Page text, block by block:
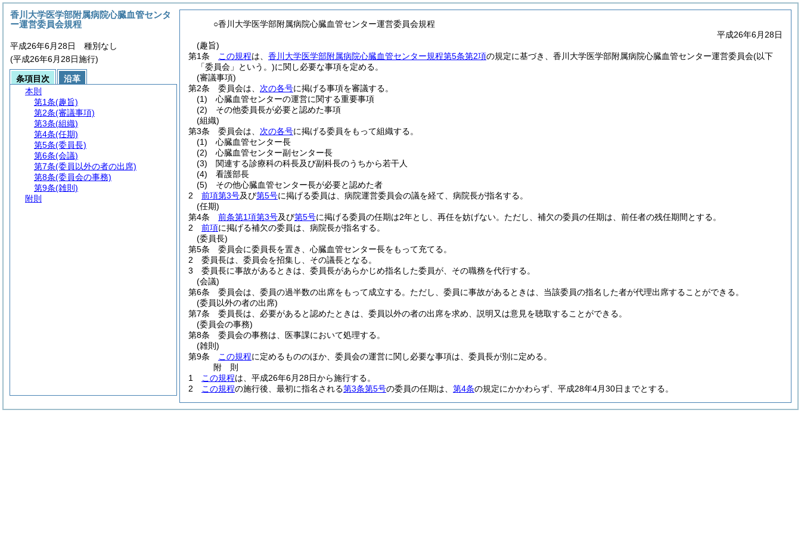
○香川大学医学部附属病院心臓血管センター運営委員会規程
平成26年6月28日
(趣旨)
第1条
この規程は、 香川大学医学部附属病院心臓血管センター規程第5条第2項の規定に基づき、香川大学医学部附属病院心臓血管センター運営委員会(以下
「委員会」という。)に関し必要な事項を定める。
(審議事項)
第2条
委員会は、 次の各号に掲げる事項を審議する。
(1)
心臓血管センターの運営に関する重要事項
(2)
その他委員長が必要と認めた事項
(組織)
第3条
委員会は、 次の各号に掲げる委員をもって組織する。
(1)
心臓血管センター長
(2)
心臓血管センター副センター長
(3)
関連する診療科の科長及び副科長のうちから若干人
(4)
看護部長
(5)
その他心臓血管センター長が必要と認めた者
2
前項第3号及び第5号に掲げる委員は、病院運営委員会の議を経て、病院長が指名する。
(任期)
第4条
前条第1項第3号及び第5号に掲げる委員の任期は2年とし、再任を妨げない。 ただし、補欠の委員の任期は、前任者の残任期間とする。
2
前項に掲げる補欠の委員は、病院長が指名する。
(委員長)
第5条
委員会に委員長を置き、心臓血管センター長をもって充てる。
2
委員長は、委員会を招集し、その議長となる。
3
委員長に事故があるときは、委員長があらかじめ指名した委員が、その職務を代行する。
(会議)
第6条
委員会は、委員の過半数の出席をもって成立する。 ただし、委員に事故があるときは、当該委員の指名した者が代理出席することができる。
(委員以外の者の出席)
第7条
委員長は、必要があると認めたときは、委員以外の者の出席を求め、説明又は意見を聴取することができる。
(委員会の事務)
第8条
委員会の事務は、医事課において処理する。
(雑則)
第9条
この規程に定めるもののほか、委員会の運営に関し必要な事項は、委員長が別に定める。
附 則
1
この規程は、平成26年6月28日から施行する。
2
この規程の施行後、最初に指名される第3条第5号の委員の任期は、 第4条の規定にかかわらず、平成28年4月30日までとする。
香川大学医学部附属病院心臓血管センタ
ー運営委員会規程
平成26年6月28日 種別なし
(平成26年6月28日施行)
条項目次
沿革
本則
第1条(趣旨)
第2条(審議事項)
第3条(組織)
第4条(任期)
第5条(委員長)
第6条(会議)
第7条(委員以外の者の出席)
第8条(委員会の事務)
第9条(雑則)
附則